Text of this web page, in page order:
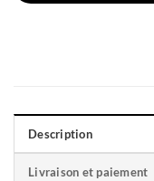
Description
Livraison et paiement